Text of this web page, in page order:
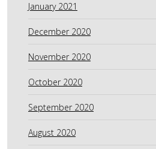
January 2021
December 2020
November 2020
October 2020
September 2020
August 2020